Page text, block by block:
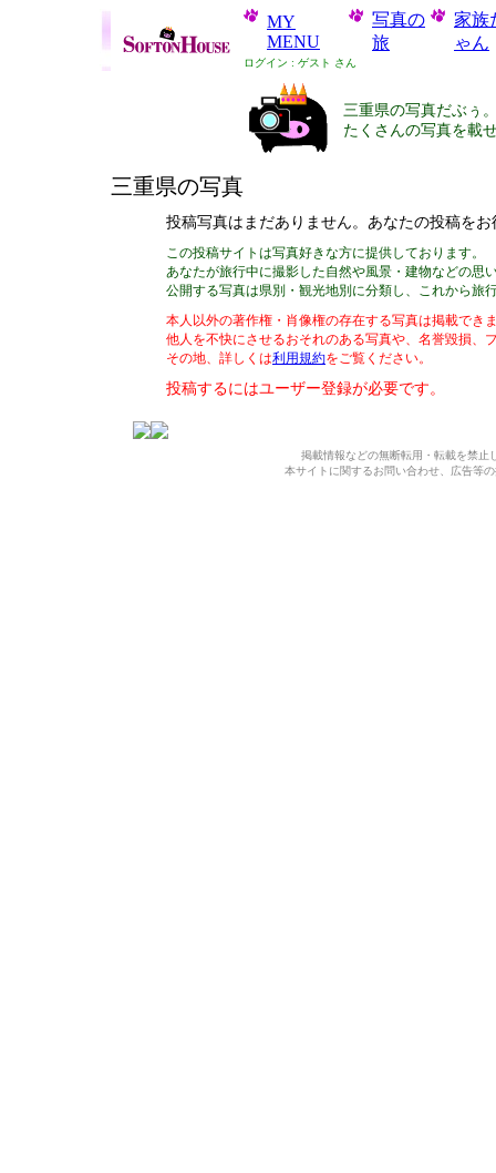
MY
MENU
写真の
旅
家族
ゃん
ログイン : ゲスト さん
三重県の写真だぶぅ
たくさんの写真を載
三重県の写真
投稿写真はまだありません。あなたの投稿を
この投稿サイトは写真好きな方に提供しております。
あなたが旅行中に撮影した自然や風景・建物などの思
公開する写真は県別・観光地別に分類し、これから旅
本人以外の著作権・肖像権の存在する写真は掲載でき
他人を不快にさせるおそれのある写真や、名誉毀損、
その地、詳しくは利用規約をご覧ください。
投稿するにはユーザー登録が必要です。
掲載情報などの無断転用・転載を禁止
本サイトに関するお問い合わせ、広告等